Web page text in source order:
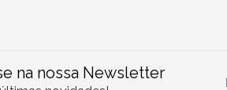
na nossa Newsletter